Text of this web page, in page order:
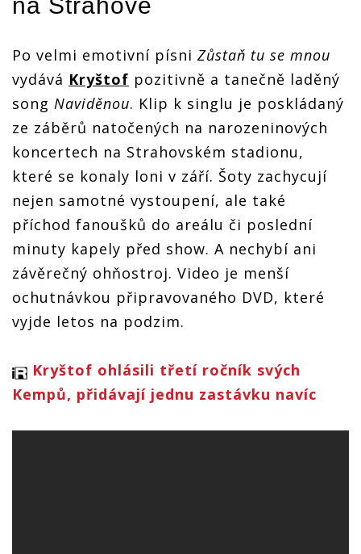
atmosféru
koncertů,
vrací po
šestnácti
letech
atmosféru
koncertů,
vrací po
šestnácti
letech
vrací po
šestnácti
letech
šestnácti
letech
Po velmi emotivní písni Zůstaň tu se mnou
vydává Kryštof pozitivně a tanečně laděný
song Naviděnou. Klip k singlu je poskládaný
ze záběrů natočených na narozeninových
koncertech na Strahovském stadionu,
které se konaly loni v září. Šoty zachycují
nejen samotné vystoupení, ale také
příchod fanoušků do areálu či poslední
minuty kapely před show. A nechybí ani
závěrečný ohňostroj. Video je menší
ochutnávkou připravovaného DVD, které
vyjde letos na podzim.
Kryštof ohlásili třetí ročník svých
Kempů, přidávají jednu zastávku navíc